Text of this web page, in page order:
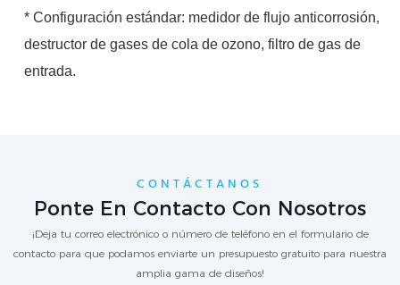
* Configuración estándar: medidor de flujo anticorrosión,
destructor de gases de cola de ozono, filtro de gas de
entrada.
CONTÁCTANOS
Ponte En Contacto Con Nosotros
¡Deja tu correo electrónico o número de teléfono en el formulario de
contacto para que podamos enviarte un presupuesto gratuito para nuestra
amplia gama de diseños!